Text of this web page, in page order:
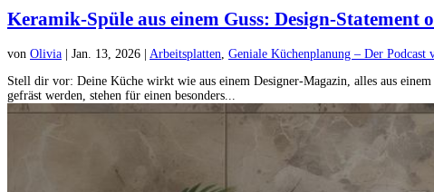
Keramik-Spüle aus einem Guss: Design-Statement
von Olivia | Jan. 13, 2026 | Arbeitsplatten Geniale Küchenplanung – Der Podcast
Stell dir vor: Deine Küche wirkt wie aus einem Designer-Magazin, alles aus
gefräst werden, stehen für einen besonders...